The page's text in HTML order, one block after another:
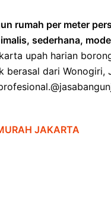
rumah per meter
sederhana,
upah harian
berasal dari Wonogiri,
JAKARTA